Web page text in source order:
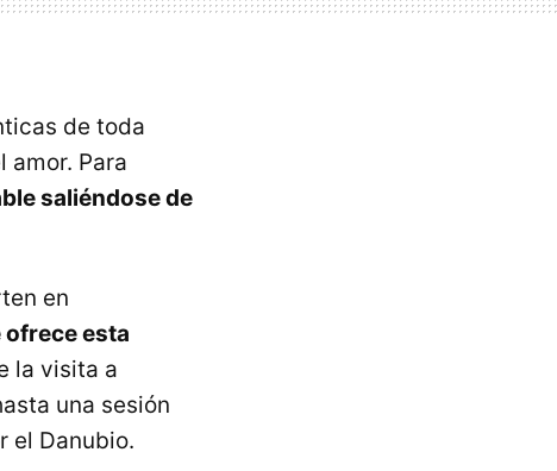
de toda
amor. Para
saliéndose de
en
ofrece esta
la visita a
una sesión
el Danubio.